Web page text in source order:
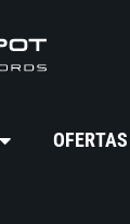
OFERTAS